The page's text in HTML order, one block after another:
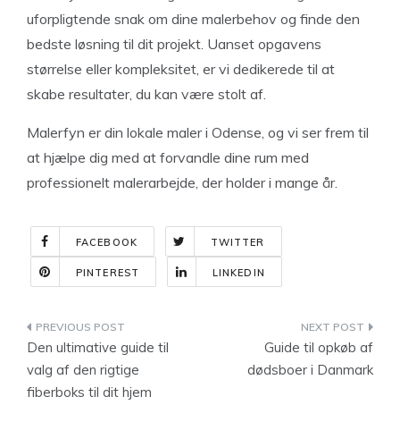
uforpligtende snak om dine malerbehov og finde den
bedste løsning til dit projekt. Uanset opgavens
størrelse eller kompleksitet, er vi dedikerede til at
skabe resultater, du kan være stolt af.
Malerfyn er din lokale maler i Odense, og vi ser frem til
at hjælpe dig med at forvandle dine rum med
professionelt malerarbejde, der holder i mange år.
FACEBOOK TWITTER
PINTEREST LINKEDIN
Indlægsnavigation
Den ultimative guide til
valg af den rigtige
fiberboks til dit hjem
Guide til opkøb af
dødsboer i Danmark